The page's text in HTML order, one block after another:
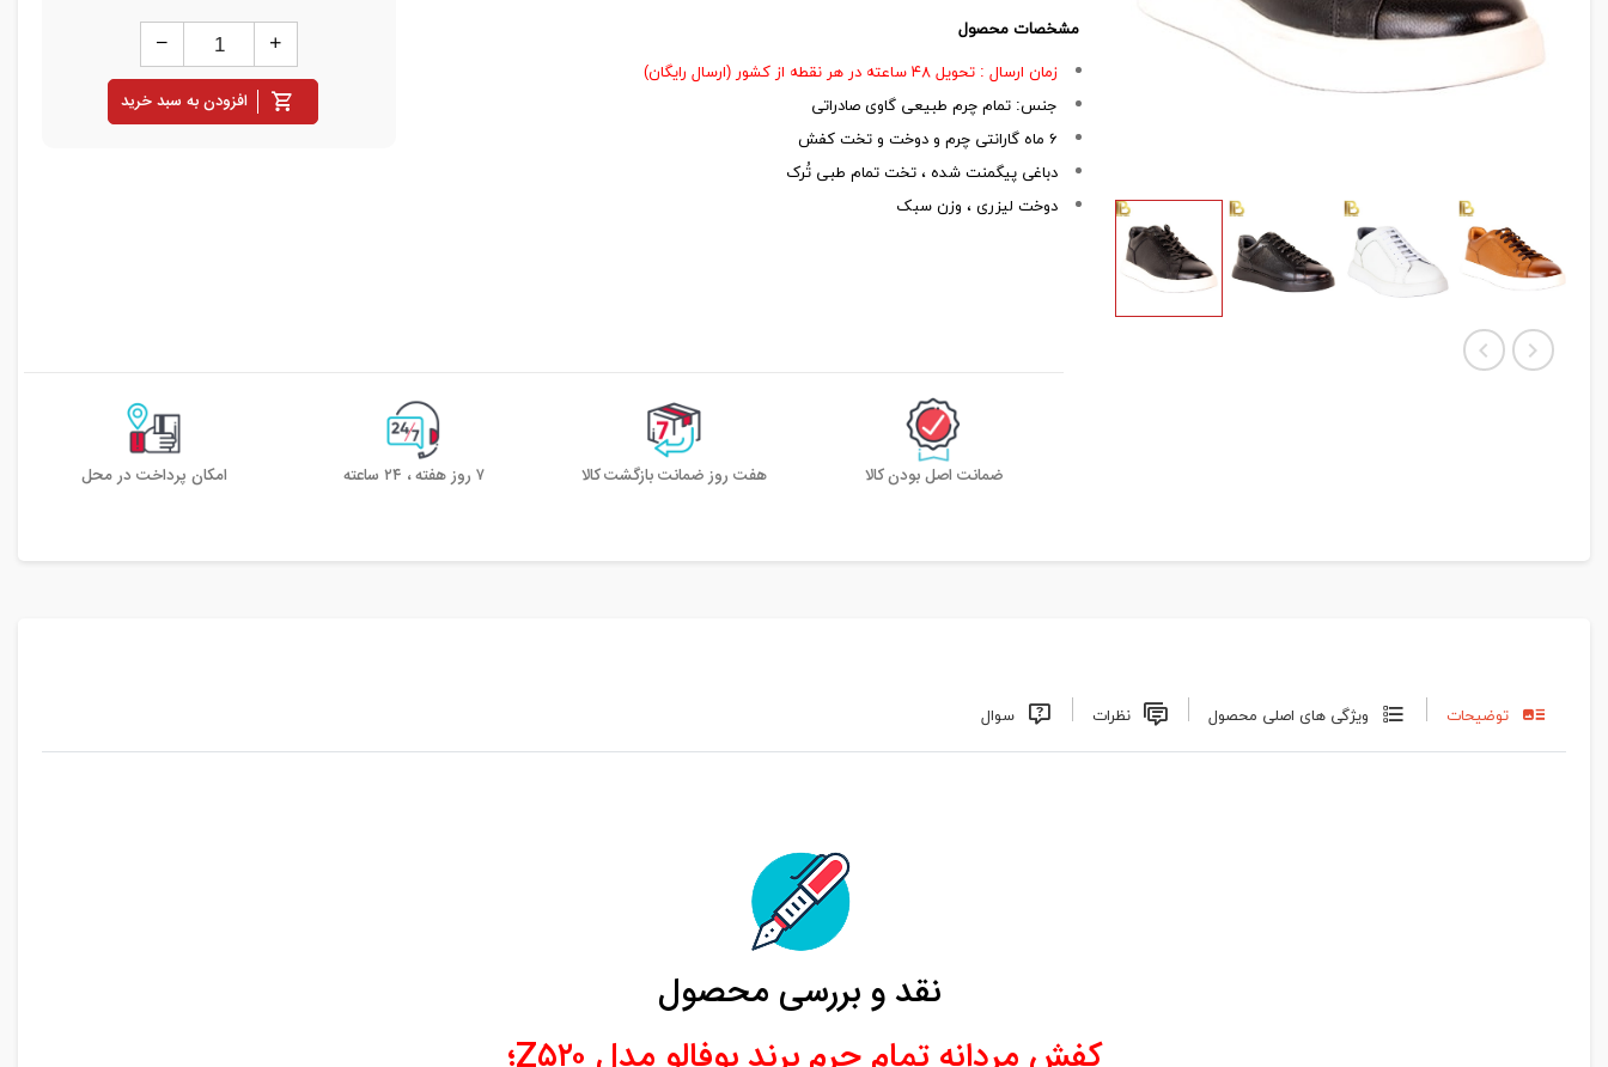
مشخصات محصول
زمان ارسال : تحویل ۴۸ ساعته در هر نقطه از کشور (ارسال رایگان)
جنس: تمام چرم طبیعی گاوی صادراتی
۶ ماه گارانتی چرم و دوخت و تخت کفش
دباغی پیگمنت شده ، تخت تمام طبی تُرک
دوخت لیزری ، وزن سبک
افزودن به سبد خرید
ضمانت اصل بودن کالا هفت روز ضمانت بازگشت کالا ۷ روز هفته ، ۲۴ ساعته امکان پرداخت در محل
توضیحات ویژگی های اصلی محصول نظرات سوال
نقد و بررسی محصول